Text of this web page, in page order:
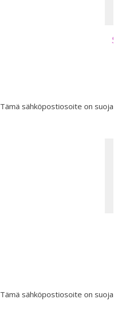
Tämä sähköpostiosoite on
Tämä sähköpostiosoite on